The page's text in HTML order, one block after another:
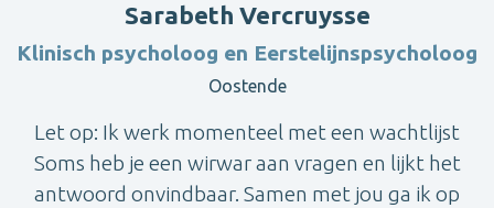
Sarabeth Vercruysse
Klinisch psycholoog en Eerstelijnspsycholoog
Oostende
Let op: Ik werk momenteel met een wachtlijst
Soms heb je een wirwar aan vragen en lijkt het
antwoord onvindbaar. Samen met jou ga ik op